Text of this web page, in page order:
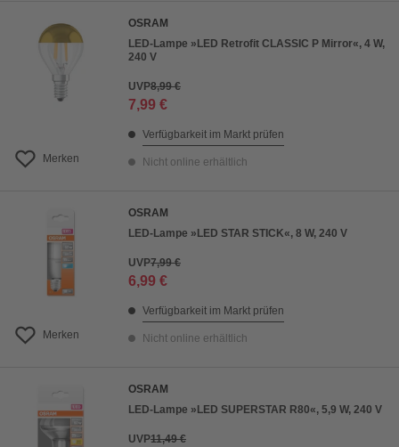
Merken
OSRAM
LED-Lampe »LED Retrofit CLASSIC P Mirror«, 4 W,
240 V
UVP8,99 €
7,99 €
Verfügbarkeit im Markt prüfen
Nicht online erhältlich
Merken
OSRAM
LED-Lampe »LED STAR STICK«, 8 W, 240 V
UVP7,99 €
6,99 €
Verfügbarkeit im Markt prüfen
Nicht online erhältlich
OSRAM
LED-Lampe »LED SUPERSTAR R80«, 5,9 W, 240 V
UVP11,49 €